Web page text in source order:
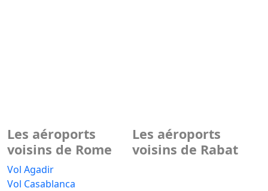
Les aéroports
voisins de Rome
Les aéroports
voisins de Rabat
Vol Agadir
Vol Casablanca